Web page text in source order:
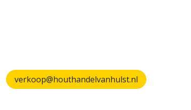
verkoop@houthandelvanhulst.nl